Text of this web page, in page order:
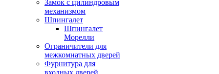
Замок с цилиндровым
механизмом
Шпингалет
Шпингалет
Морелли
Ограничители для
межкомнатных дверей
Фурнитура для
входных дверей